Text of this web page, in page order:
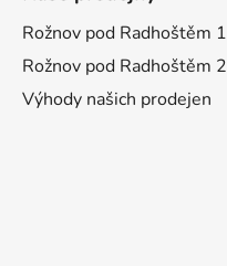
Rožnov pod Radhoštěm 1
Rožnov pod Radhoštěm 2
Výhody našich prodejen